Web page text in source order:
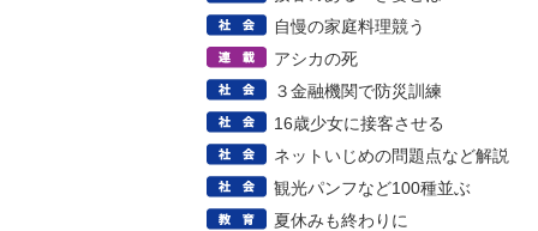
自慢の家庭料理競う
アシカの死
３金融機関で防災訓練
16歳少女に接客させる
ネットいじめの問題点など解説
観光パンフなど100種並ぶ
夏休みも終わりに